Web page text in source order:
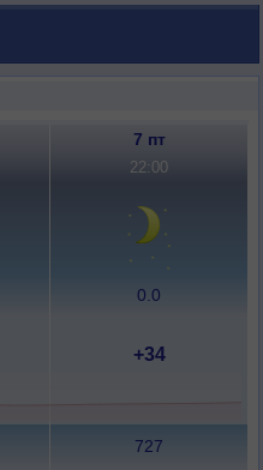
7 пт
22:00
0.0
+34
727